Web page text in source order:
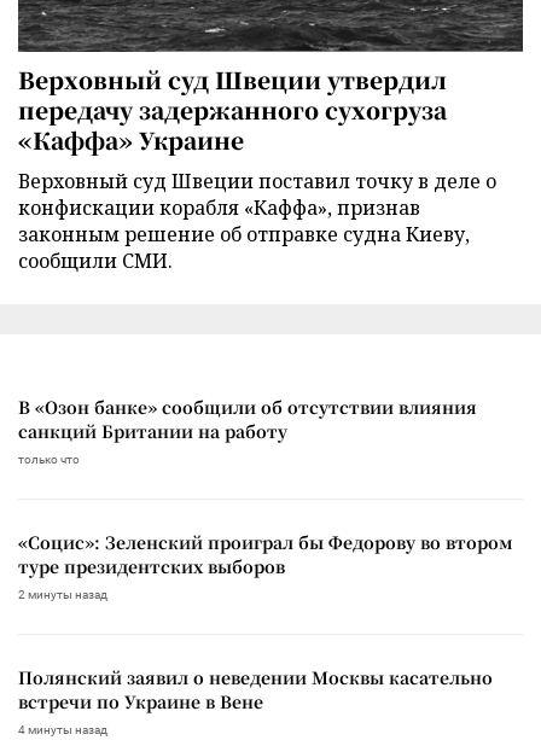
Верховный суд Швеции утвердил
передачу задержанного сухогруза
«Каффа» Украине
Верховный суд Швеции поставил точку в деле о
конфискации корабля «Каффа», признав
законным решение об отправке судна Киеву,
сообщили СМИ.
В «Озон банке» сообщили об отсутствии влияния
санкций Британии на работу
только что
«Социс»: Зеленский проиграл бы Федорову во втором
туре президентских выборов
2 минуты назад
Полянский заявил о неведении Москвы касательно
встречи по Украине в Вене
4 минуты назад